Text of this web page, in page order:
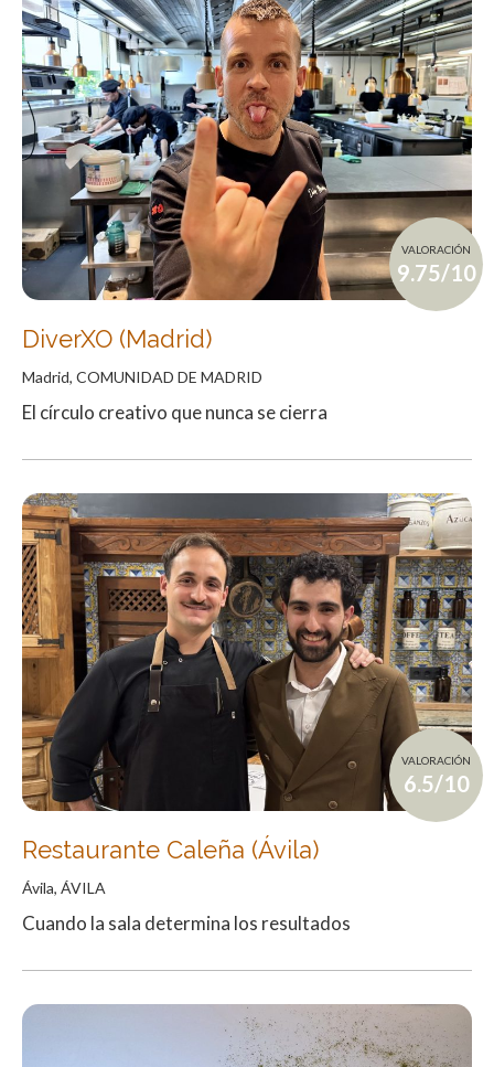
VALORACIÓN
9.75/10
DiverXO (Madrid)
Madrid, COMUNIDAD DE MADRID
El círculo creativo que nunca se cierra
VALORACIÓN
6.5/10
Restaurante Caleña (Ávila)
Ávila, ÁVILA
Cuando la sala determina los resultados